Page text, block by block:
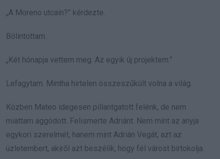
„A Moreno utcain?” kérdezte.
Bólintottam.
„Két hónapja vettem meg. Az egyik új projektem.”
Lefagytam. Mintha hirtelen összeszűkült volna a világ.
Közben Mateo idegesen pillantgatott felénk, de nem
miattam aggódott. Felismerte Adriánt. Nem mint az anyja
egykori szerelmét, hanem mint Adrián Vegát, azt az
üzletembert, akiről azt beszélik, hogy fél várost birtokolja.